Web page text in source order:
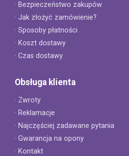
· Bezpieczeństwo zakupów
· Jak złożyć zamówienie?
· Sposoby płatności
· Koszt dostawy
· Czas dostawy
Obsługa klienta
· Zwroty
· Reklamacje
· Najczęściej zadawane pytania
· Gwarancja na opony
· Kontakt